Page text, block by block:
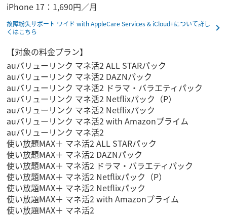
iPhone 17：1,690円／月
故障紛失サポート ワイド with AppleCare Services & iCloud+について詳し
くはこちら
【対象の料金プラン】
auバリューリンク マネ活2 ALL STARパック
auバリューリンク マネ活2 DAZNパック
auバリューリンク マネ活2 ドラマ・バラエティパック
auバリューリンク マネ活2 Netflixパック（P）
auバリューリンク マネ活2 Netflixパック
auバリューリンク マネ活2 with Amazonプライム
auバリューリンク マネ活2
使い放題MAX＋ マネ活2 ALL STARパック
使い放題MAX＋ マネ活2 DAZNパック
使い放題MAX＋ マネ活2 ドラマ・バラエティパック
使い放題MAX＋ マネ活2 Netflixパック（P）
使い放題MAX＋ マネ活2 Netflixパック
使い放題MAX＋ マネ活2 with Amazonプライム
使い放題MAX＋ マネ活2